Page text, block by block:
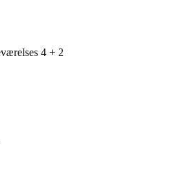
Borgo di Montereggi - Treværelses 4 + 2